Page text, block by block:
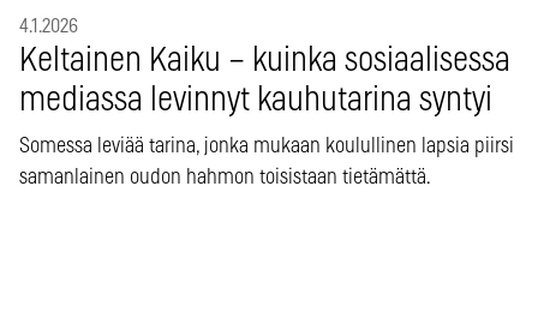
4.1.2026
Keltainen Kaiku – kuinka sosiaalisessa
mediassa levinnyt kauhutarina syntyi
Somessa leviää tarina, jonka mukaan koulullinen lapsia piirsi
samanlainen oudon hahmon toisistaan tietämättä.